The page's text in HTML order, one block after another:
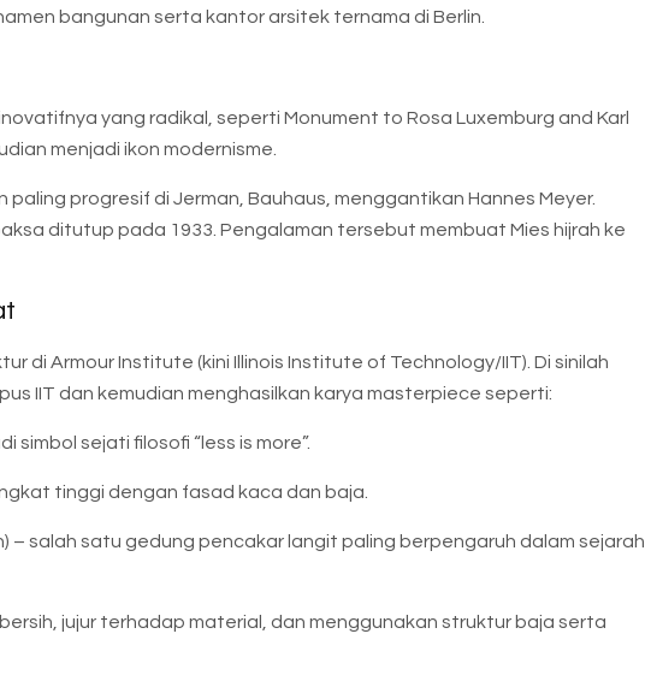
bangunan serta kantor arsitek ternama di Berlin.
yang radikal, seperti Monument to Rosa Luxemburg and Karl
menjadi ikon modernisme.
progresif di Jerman, Bauhaus, menggantikan Hannes Meyer.
ditutup pada 1933. Pengalaman tersebut membuat Mies hijrah ke
di Armour Institute (kini Illinois Institute of Technology/IIT). Di sinilah
IIT dan kemudian menghasilkan karya masterpiece seperti:
simbol sejati filosofi “less is more”.
tinggi dengan fasad kaca dan baja.
– salah satu gedung pencakar langit paling berpengaruh dalam sejarah
jujur terhadap material, dan menggunakan struktur baja serta